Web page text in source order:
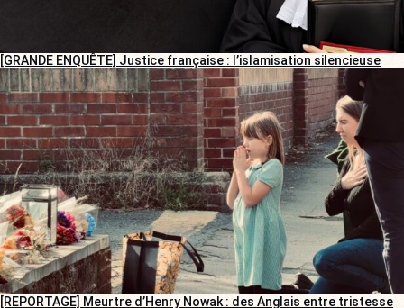
[GRANDE ENQUÊTE] Justice française : l’islamisation silencieuse
[REPORTAGE] Meurtre d’Henry Nowak : des Anglais entre tristesse